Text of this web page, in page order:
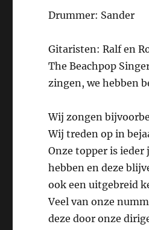
Drummer: Sander
Gitaristen: Ralf en
The Beachpop
zingen, we hebben
Wij zongen
Wij treden op in
Onze topper is
hebben en deze
ook een uitgebreid
Veel van onze
deze door onze